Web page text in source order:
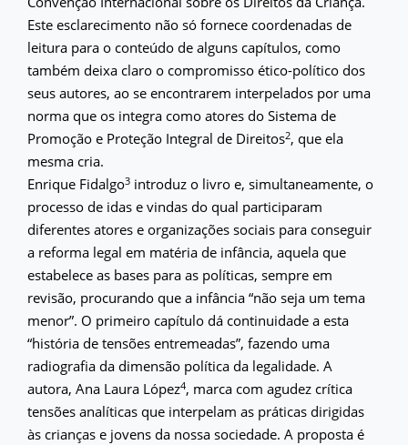
Este esclarecimento não só fornece coordenadas de
leitura para o conteúdo de alguns capítulos, como
também deixa claro o compromisso ético-político dos
seus autores, ao se encontrarem interpelados por uma
norma que os integra como atores do Sistema de
Promoção e Proteção Integral de Direitos2, que ela
mesma cria.
Enrique Fidalgo3 introduz o livro e, simultaneamente, o
processo de idas e vindas do qual participaram
diferentes atores e organizações sociais para conseguir
a reforma legal em matéria de infância, aquela que
estabelece as bases para as políticas, sempre em
revisão, procurando que a infância “não seja um tema
menor”. O primeiro capítulo dá continuidade a esta
“história de tensões entremeadas”, fazendo uma
radiografia da dimensão política da legalidade. A
autora, Ana Laura López4, marca com agudez crítica
tensões analíticas que interpelam as práticas dirigidas
às crianças e jovens da nossa sociedade. A proposta é